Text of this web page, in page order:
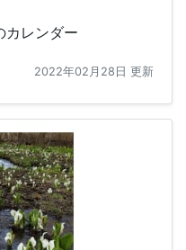
カレンダー
2022年02月28日 更新